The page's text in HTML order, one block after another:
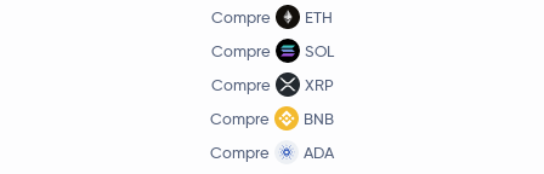
Compre
ETH
Compre
SOL
Compre
XRP
Compre
BNB
Compre
ADA